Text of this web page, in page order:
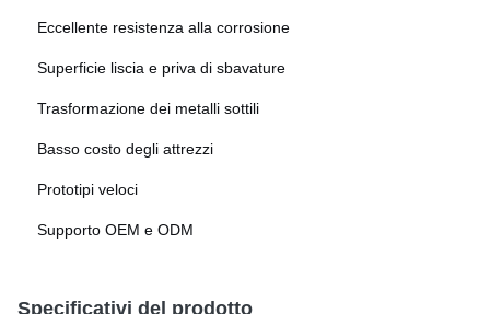
Eccellente resistenza alla corrosione
Superficie liscia e priva di sbavature
Trasformazione dei metalli sottili
Basso costo degli attrezzi
Prototipi veloci
Supporto OEM e ODM
Specificativi del prodotto